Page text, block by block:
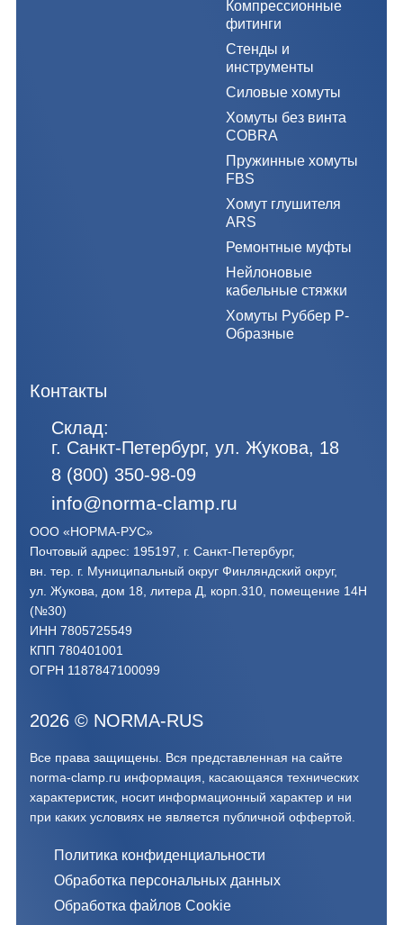
Компрессионные
фитинги
Стенды и
инструменты
Силовые хомуты
Хомуты без винта
COBRA
Пружинные хомуты
FBS
Хомут глушителя
ARS
Ремонтные муфты
Нейлоновые
кабельные стяжки
Хомуты Руббер Р-
Образные
Контакты
Склад:
г. Санкт-Петербург, ул. Жукова, 18
8 (800) 350-98-09
info@norma-clamp.ru
ООО «НОРМА-РУС»
Почтовый адрес: 195197, г. Санкт-Петербург,
вн. тер. г. Муниципальный округ Финляндский округ,
ул. Жукова, дом 18, литера Д, корп.310, помещение 14Н
(№30)
ИНН 7805725549
КПП 780401001
ОГРН 1187847100099
2026 © NORMA-RUS
Все права защищены. Вся представленная на сайте
norma-clamp.ru информация, касающаяся технических
характеристик, носит информационный характер и ни
при каких условиях не является публичной оффертой.‍
Политика конфиденциальности
Обработка персональных данных
Обработка файлов Cookie